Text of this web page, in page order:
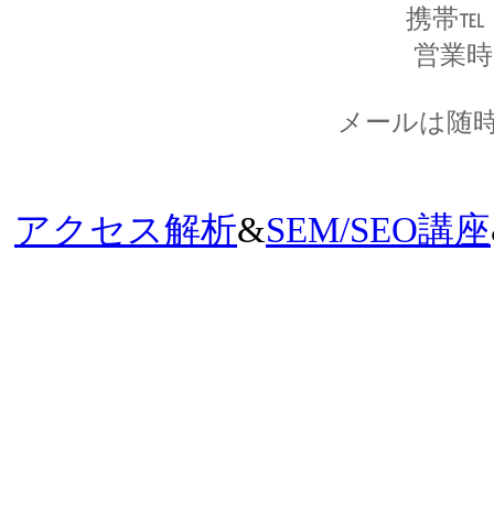
携帯℡
営業
メールは随
アクセス解析&SEM/SEO講座